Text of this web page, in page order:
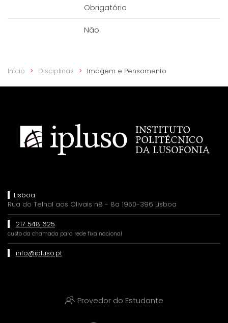
Obrigatório
Não
Início Disciplinas Imagem e Pensamento
Lisboa
Rua do Telhal aos Olivais n8 - 8a 1950-396 Lisboa
217 548 625
custo da chamada para rede fixa nacional
info@ipluso.pt
Provedor do Estudante